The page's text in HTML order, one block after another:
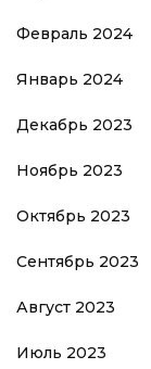
Февраль 2024
Январь 2024
Декабрь 2023
Ноябрь 2023
Октябрь 2023
Сентябрь 2023
Август 2023
Июль 2023